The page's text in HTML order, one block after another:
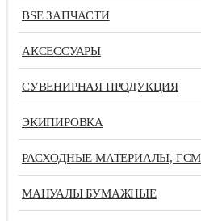
BSE ЗАПЧАСТИ
АКСЕССУАРЫ
СУВЕНИРНАЯ ПРОДУКЦИЯ
ЭКИПИРОВКА
РАСХОДНЫЕ МАТЕРИАЛЫ, ГСМ
МАНУАЛЫ БУМАЖНЫЕ